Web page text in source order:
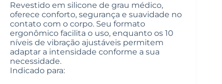
Revestido em silicone de grau médico,
oferece conforto, segurança e suavidade no
contato com o corpo. Seu formato
ergonômico facilita o uso, enquanto os 10
níveis de vibração ajustáveis permitem
adaptar a intensidade conforme a sua
necessidade.
Indicado para: